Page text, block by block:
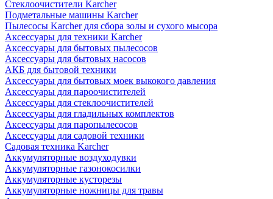
Стеклоочистители Karcher
Подметальные машины Karcher
Пылесосы Karcher для сбора золы и сухого мысора
Аксессуары для техники Karcher
Аксессуары для бытовых пылесосов
Аксессуары для бытовых насосов
АКБ для бытовой техники
Аксессуары для бытовых моек выкокого давления
Аксессуары для пароочистителей
Аксессуары для стеклоочистителей
Аксессуары для гладильных комплектов
Аксессуары для паропылесосов
Аксессуары для садовой техники
Садовая техника Karcher
Аккумуляторные воздуходувки
Аккумуляторные газонокосилки
Аккумуляторные кусторезы
Аккумуляторные ножницы для травы